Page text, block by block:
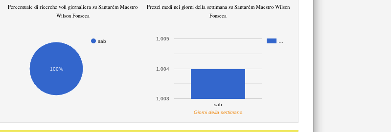
Percentuale di ricerche voli giornaliera su Santarém Maestro
Wilson Fonseca
sab
100%
Prezzi medi nei giorni della settimana su Santarém Maestro Wilson
Fonseca
sab
1,003
1,004
1,005
Giorni della settimana